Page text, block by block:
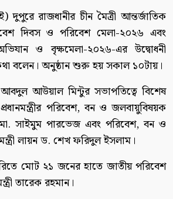
রাজধানীর চীন মৈত্রী আন্তর্জাতিক
দিবস ও পরিবেশ মেলা-২০২৬ এবং
ও বৃক্ষমেলা-২০২৬-এর উদ্বোধনী
বলেন। অনুষ্ঠান শুরু হয় সকাল ১০টায়।
আউয়াল মিন্টুর সভাপতিত্বে বিশেষ
পরিবেশ, বন ও জলবায়ুবিষয়ক
সাইমুম পারভেজ এবং পরিবেশ, বন ও
লায়ন ড. শেখ ফরিদুল ইসলাম।
মোট ২১ জনের হাতে জাতীয় পরিবেশ
তারেক রহমান।